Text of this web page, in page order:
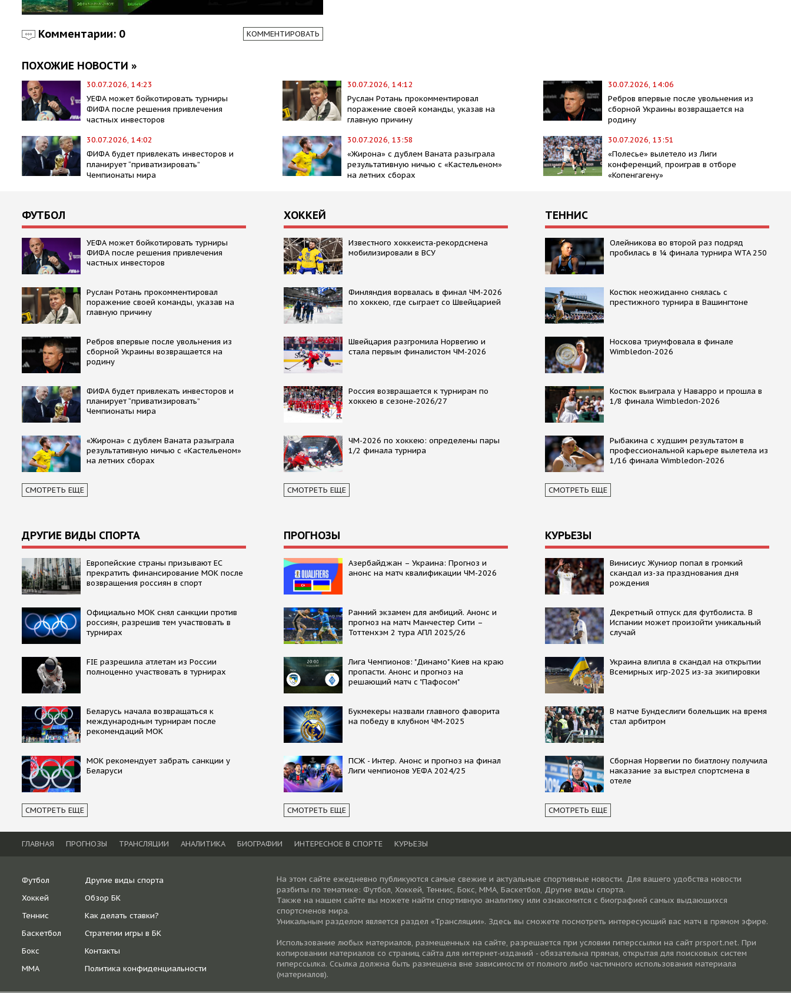
Комментарии: 0 КОММЕНТИРОВАТЬ
ПОХОЖИЕ НОВОСТИ »
30.07.2026, 14:23
УЕФА может бойкотировать турниры
ФИФА после решения привлечения
частных инвесторов
30.07.2026, 14:12
Руслан Ротань прокомментировал
поражение своей команды, указав на
главную причину
30.07.2026, 14:06
Ребров впервые после увольнения из
сборной Украины возвращается на
родину
30.07.2026, 14:02
ФИФА будет привлекать инвесторов и
планирует “приватизировать”
Чемпионаты мира
30.07.2026, 13:58
«Жирона» с дублем Ваната разыграла
результативную ничью с «Кастельеном»
на летних сборах
30.07.2026, 13:51
«Полесье» вылетело из Лиги
конференций, проиграв в отборе
«Копенгагену»
ФУТБОЛ
УЕФА может бойкотировать турниры
ФИФА после решения привлечения
частных инвесторов
Руслан Ротань прокомментировал
поражение своей команды, указав на
главную причину
Ребров впервые после увольнения из
сборной Украины возвращается на
родину
ФИФА будет привлекать инвесторов и
планирует “приватизировать”
Чемпионаты мира
«Жирона» с дублем Ваната разыграла
результативную ничью с «Кастельеном»
на летних сборах
СМОТРЕТЬ ЕЩЕ
ХОККЕЙ
Известного хоккеиста-рекордсмена
мобилизировали в ВСУ
Финляндия ворвалась в финал ЧМ-2026
по хоккею, где сыграет со Швейцарией
Швейцария разгромила Норвегию и
стала первым финалистом ЧМ-2026
Россия возвращается к турнирам по
хоккею в сезоне-2026/27
ЧМ-2026 по хоккею: определены пары
1/2 финала турнира
СМОТРЕТЬ ЕЩЕ
ТЕННИС
Олейникова во второй раз подряд
пробилась в ¼ финала турнира WTA 250
Костюк неожиданно снялась с
престижного турнира в Вашингтоне
Носкова триумфовала в финале
Wimbledon-2026
Костюк выиграла у Наварро и прошла в
1/8 финала Wimbledon-2026
Рыбакина с худшим результатом в
профессиональной карьере вылетела из
1/16 финала Wimbledon-2026
СМОТРЕТЬ ЕЩЕ
ДРУГИЕ ВИДЫ СПОРТА
Европейские страны призывают ЕС
прекратить финансирование МОК после
возвращения россиян в спорт
Официально МОК снял санкции против
россиян, разрешив тем участвовать в
турнирах
FIE разрешила атлетам из России
полноценно участвовать в турнирах
Беларусь начала возвращаться к
международным турнирам после
рекомендаций МОК
МОК рекомендует забрать санкции у
Беларуси
СМОТРЕТЬ ЕЩЕ
ПРОГНОЗЫ
Азербайджан – Украина: Прогноз и
анонс на матч квалификации ЧМ-2026
Ранний экзамен для амбиций. Анонс и
прогноз на матч Манчестер Сити –
Тоттенхэм 2 тура АПЛ 2025/26
Лига Чемпионов: "Динамо" Киев на краю
пропасти. Анонс и прогноз на
решающий матч с "Пафосом"
Букмекеры назвали главного фаворита
на победу в клубном ЧМ-2025
ПСЖ - Интер. Анонс и прогноз на финал
Лиги чемпионов УЕФА 2024/25
СМОТРЕТЬ ЕЩЕ
КУРЬЕЗЫ
Винисиус Жуниор попал в громкий
скандал из-за празднования дня
рождения
Декретный отпуск для футболиста. В
Испании может произойти уникальный
случай
Украина влипла в скандал на открытии
Всемирных игр-2025 из-за экипировки
В матче Бундеслиги болельщик на время
стал арбитром
Сборная Норвегии по биатлону получила
наказание за выстрел спортсмена в
отеле
СМОТРЕТЬ ЕЩЕ
ГЛАВНАЯ ПРОГНОЗЫ ТРАНСЛЯЦИИ АНАЛИТИКА БИОГРАФИИ ИНТЕРЕСНОЕ В СПОРТЕ КУРЬЕЗЫ
Футбол
Хоккей
Теннис
Баскетбол
Бокс
ММА
Другие виды спорта
Обзор БК
Как делать ставки?
Стратегии игры в БК
Контакты
Политика конфиденциальности
На этом сайте ежедневно публикуются самые свежие и актуальные спортивные новости. Для вашего удобства новости
разбиты по тематике: Футбол, Хоккей, Теннис, Бокс, ММА, Баскетбол, Другие виды спорта.
Также на нашем сайте вы можете найти спортивную аналитику или ознакомится с биографией самых выдающихся
спортсменов мира.
Уникальным разделом является раздел «Трансляции». Здесь вы сможете посмотреть интересующий вас матч в прямом эфире.
Использование любых материалов, размещенных на сайте, разрешается при условии гиперссылки на cайт prsport.net. При
копировании материалов со страниц сайта для интернет-изданий - обязательна прямая, открытая для поисковых систем
гиперссылка. Ссылка должна быть размещена вне зависимости от полного либо частичного использования материала
(материалов).